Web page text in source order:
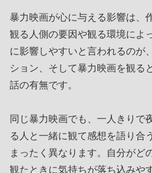
暴力映画が心に与える影響は、
観る人側の要因や観る環境によ
に影響しやすいと言われるのが
ション、そして暴力映画を観る
話の有無です。
同じ暴力映画でも、一人きりで
る人と一緒に観て感想を語り合
まったく異なります。自分がど
観たときに気持ちが落ち込みや